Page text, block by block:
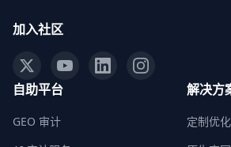
加入社区
自助平台
GEO 审计
解决方
定制优